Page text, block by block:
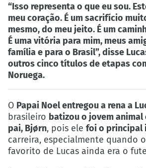
“Isso representa o que eu sou.
meu coração. É um sacrifício
mesmo, do meu jeito. É um
É uma vitória para mim, meus
família e para o Brasil”,disse
outros cinco títulos de etapas
Noruega.
O Papai Noel entregou a rena a
brasileiro batizou o jovem animal
pai, Bjørn, pois ele foi o principal
carreira, especialmente quando
favorito de Lucas ainda era o